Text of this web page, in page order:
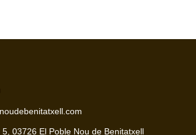
03726 El Poble Nou de Benitatxell